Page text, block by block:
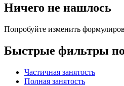
Ничего не нашлось
Попробуйте изменить
Быстрые фильтры
Частичная занятость
Полная занятость